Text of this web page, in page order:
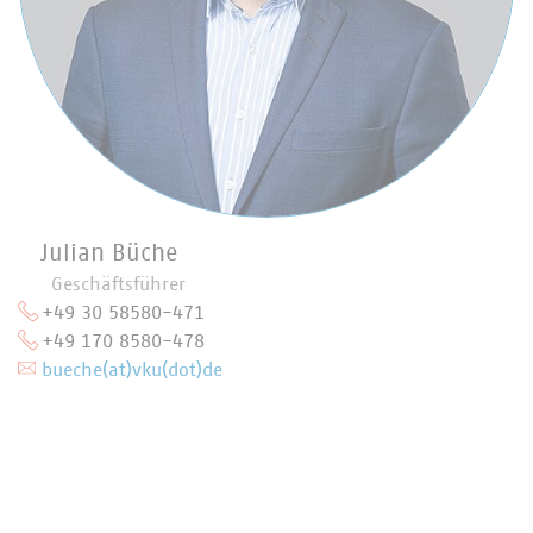
Julian Büche
Geschäftsführer
+49 30 58580-471
+49 170 8580-478
bueche(at)vku(dot)de